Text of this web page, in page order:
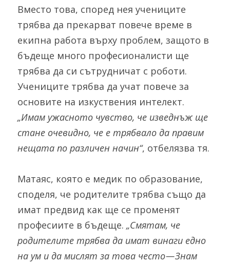
Вместо това, според нея учениците
трябва да прекарват повече време в
екипна работа върху проблем, защото в
бъдеще много професионалисти ще
трябва да си сътрудничат с роботи.
Учениците трябва да учат повече за
„Имам ужасното чувство, че изведнъж ще
стане очевидно, че е трябвало да правим
нещата по различен начин“, отбелязва тя.
Матаяс, която е медик по образование,
споделя, че родителите трябва също да
имат предвид как ще се променят
професиите в бъдеще. „Смятам, че
родителите трябва да имат винаги едно
на ум и да мислят за това често — Знам